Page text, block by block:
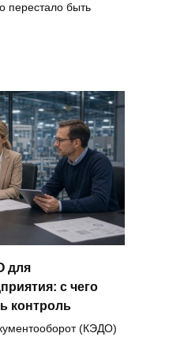
перестало быть
для
с чего
контроль
(КЭДО)